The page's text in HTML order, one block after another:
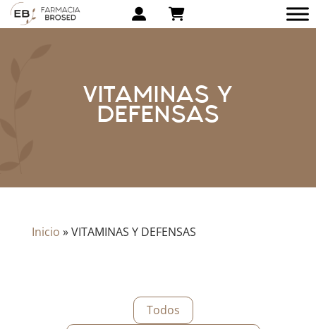
VITAMINAS Y
DEFENSAS
Inicio »VITAMINAS Y DEFENSAS
Todos